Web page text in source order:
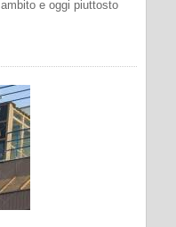
e oggi piuttosto